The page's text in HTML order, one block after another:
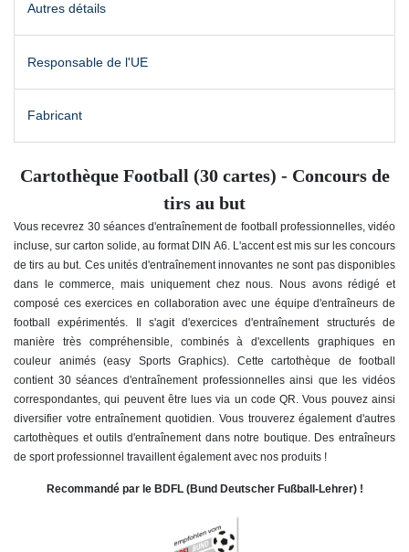
Autres détails
Responsable de l'UE
Fabricant
Cartothèque Football (30 cartes) - Concours de
tirs au but
Vous recevrez 30 séances d'entraînement de football professionnelles, vidéo
incluse, sur carton solide, au format DIN A6. L'accent est mis sur les concours
de tirs au but. Ces unités d'entraînement innovantes ne sont pas disponibles
dans le commerce, mais uniquement chez nous. Nous avons rédigé et
composé ces exercices en collaboration avec une équipe d'entraîneurs de
football expérimentés. Il s'agit d'exercices d'entraînement structurés de
manière très compréhensible, combinés à d'excellents graphiques en
couleur animés (easy Sports Graphics). Cette cartothèque de football
contient 30 séances d'entraînement professionnelles ainsi que les vidéos
correspondantes, qui peuvent être lues via un code QR. Vous pouvez ainsi
diversifier votre entraînement quotidien. Vous trouverez également d'autres
cartothèques et outils d'entraînement dans notre boutique. Des entraîneurs
de sport professionnel travaillent également avec nos produits !
Recommandé par le BDFL (Bund Deutscher Fußball-Lehrer) !